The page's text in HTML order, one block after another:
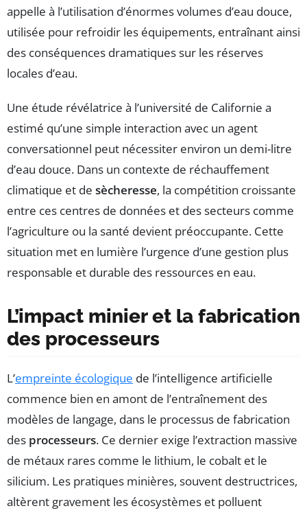
appelle à l’utilisation d’énormes volumes d’eau douce,
utilisée pour refroidir les équipements, entraînant ainsi
des conséquences dramatiques sur les réserves
locales d’eau.
Une étude révélatrice à l’université de Californie a
estimé qu’une simple interaction avec un agent
conversationnel peut nécessiter environ un demi-litre
d’eau douce. Dans un contexte de réchauffement
climatique et de sècheresse, la compétition croissante
entre ces centres de données et des secteurs comme
l’agriculture ou la santé devient préoccupante. Cette
situation met en lumière l’urgence d’une gestion plus
responsable et durable des ressources en eau.
L’impact minier et la fabrication
des processeurs
L’empreinte écologique de l’intelligence artificielle
commence bien en amont de l’entraînement des
modèles de langage, dans le processus de fabrication
des processeurs. Ce dernier exige l’extraction massive
de métaux rares comme le lithium, le cobalt et le
silicium. Les pratiques minières, souvent destructrices,
altèrent gravement les écosystèmes et polluent